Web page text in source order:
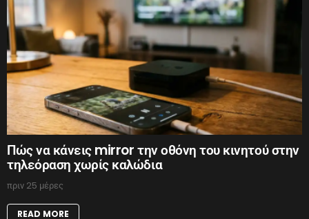
Πώς να κάνεις mirror την οθόνη του κινητού στην
τηλεόραση χωρίς καλώδια
πριν 25 μέρες
READ MORE